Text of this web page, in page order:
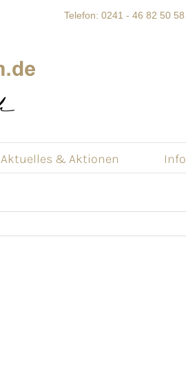
Telefon: 0241 - 46 82 50 58
Aktuelles & Aktionen Info